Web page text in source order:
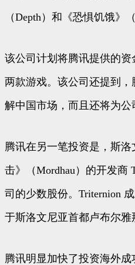
（Depth）和《恐惧饥饿》
该公司计划将腾讯提供的
两款游戏。该公司还提到
解中国市场，而且还将为公
腾讯在另一笔投资是，斯
击》（Mordhau）的开发商
司的少数股份。Triternion
于斯洛文尼亚首都卢布尔雅
腾讯明显加快了投资海外